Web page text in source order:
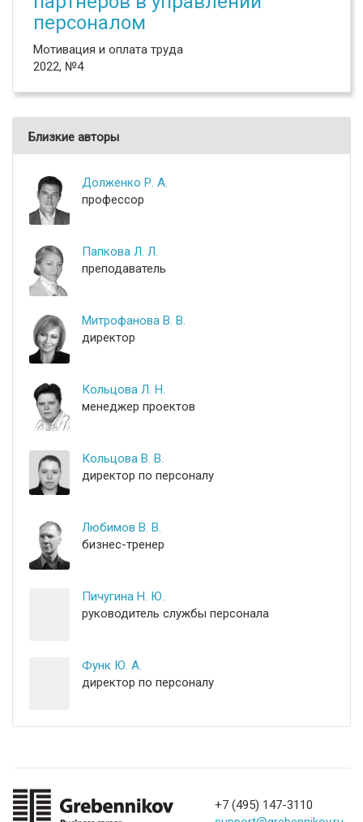
персоналом
Мотивация и оплата труда
2022, №4
Близкие авторы
Долженко Р. А.
профессор
Папкова Л. Л.
преподаватель
Митрофанова В. В.
директор
Кольцова Л. Н.
менеджер проектов
Кольцова В. В.
директор по персоналу
Любимов В. В.
бизнес-тренер
Пичугина Н. Ю.
руководитель службы персонала
Функ Ю. А.
директор по персоналу
+7 (495) 147-3110